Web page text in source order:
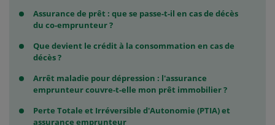
Assurance de prêt : que se passe-t-il en cas de décès
du co-emprunteur ?
Que devient le crédit à la consommation en cas de
décès ?
Arrêt maladie pour dépression : l'assurance
emprunteur couvre-t-elle mon prêt immobilier ?
Perte Totale et Irréversible d'Autonomie (PTIA) et
assurance emprunteur